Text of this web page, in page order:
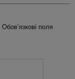
Обов’язкові поля